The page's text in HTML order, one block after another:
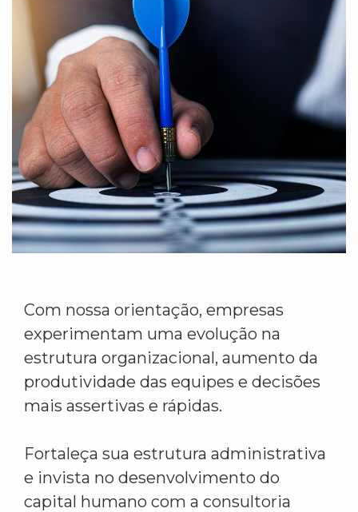
Com nossa orientação, empresas
experimentam uma evolução na
estrutura organizacional, aumento da
produtividade das equipes e decisões
mais assertivas e rápidas.
Fortaleça sua estrutura administrativa
e invista no desenvolvimento do
capital humano com a consultoria